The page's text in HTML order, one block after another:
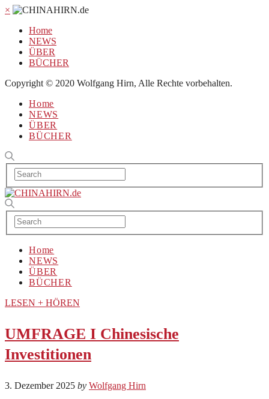
×
Home
NEWS
ÜBER
BÜCHER
Copyright © 2020 Wolfgang Hirn, Alle Rechte vorbehalten.
Home
NEWS
ÜBER
BÜCHER
Home
NEWS
ÜBER
BÜCHER
LESEN + HÖREN
UMFRAGE I Chinesische
Investitionen
3. Dezember 2025 by Wolfgang Hirn